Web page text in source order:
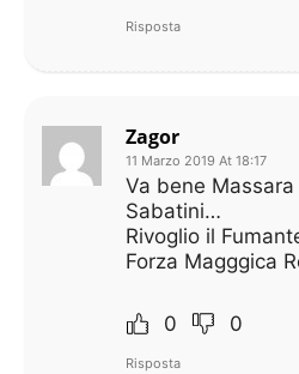
Risposta
Zagor
11 Marzo 2019 At 18:17
Va bene
Sabatini…
Rivoglio il
Forza Magggica
0 0
Risposta